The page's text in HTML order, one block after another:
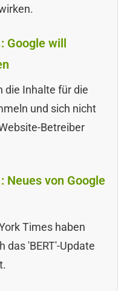
Google will
die Inhalte für die
und sich nicht
Betreiber
Neues von Google
Times haben
das 'BERT'-Update